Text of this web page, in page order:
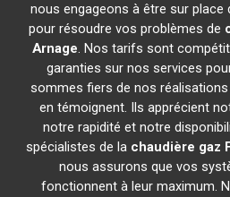
nous engageons à être sur place
pour résoudre vos problèmes de
Arnage. Nos tarifs sont
garanties sur nos services
sommes fiers de nos
en témoignent. Ils apprécient
notre rapidité et notre
spécialistes de la chaudière gaz
nous assurons que vos
fonctionnent à leur maximum.